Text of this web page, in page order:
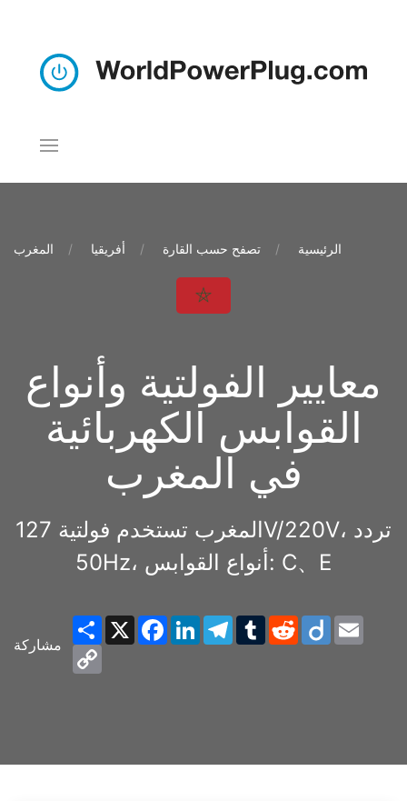
الرئيسية تصفح حسب القارة أفريقيا المغرب
معايير الفولتية وأنواع
القوابس الكهربائية
في المغرب
المغرب تستخدم فولتية 127V/220V، تردد
50Hz، أنواع القوابس: C、E
مشاركة
ShareX Facebook
LinkedInTelegram
TumblrRedditDiigo